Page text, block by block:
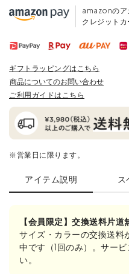
amazonのア
クレジットカ
ギフトラッピングはこちら
商品についてのお問い合わせ
ご利用ガイドはこちら
※営業日に限ります。
アイテム説明 ス
【会員限定】交換送料片道
サイズ・カラーの交換送料
中です（1回のみ）。サー
い。